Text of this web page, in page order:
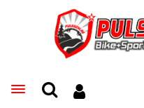
Toggle navigation